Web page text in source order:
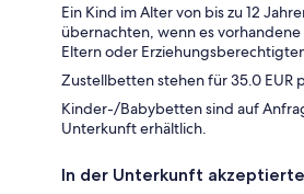
Ein Kind im Alter von bis zu 12
übernachten, wenn es
Eltern oder
Zustellbetten stehen für 35.0 EUR
Kinder-/Babybetten sind auf
Unterkunft erhältlich.
In der Unterkunft